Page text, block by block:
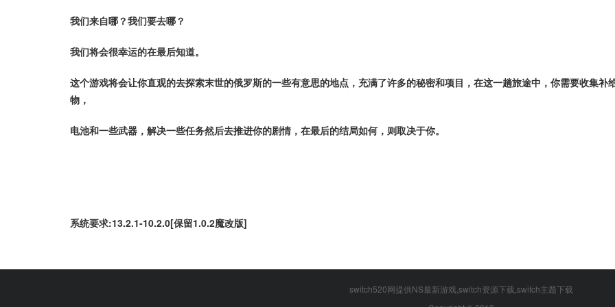
我们来自哪？我们要去哪？
我们将会很幸运的在最后知道。
这个游戏将会让你直观的去探索末世的俄罗斯的一些有意思的地点，充满了许多的秘密和项目，在这一趟旅途中，你需要收集补
物，
电池和一些武器，解决一些任务然后去推进你的剧情，在最后的结局如何 ，则取决于你。
系统要求:13.2.1-10.2.0[保留1.0.2魔改版]
switch520网提供NS最新游戏,switch资源下载,switch主题下载